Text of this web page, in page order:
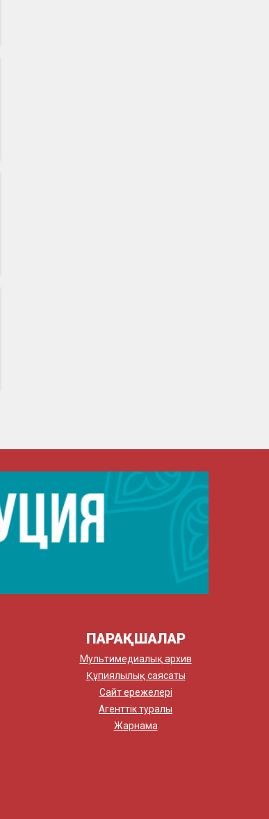
ПАРАҚШАЛАР
Мультимедиалық архив
Құпиялылық саясаты
Сайт ережелері
Агенттік туралы
Жарнама